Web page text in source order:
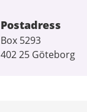
Postadress
Box 5293
402 25 Göteborg